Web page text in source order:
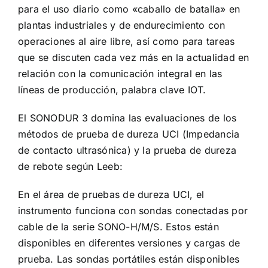
para el uso diario como «caballo de batalla» en
plantas industriales y de endurecimiento con
operaciones al aire libre, así como para tareas
que se discuten cada vez más en la actualidad en
relación con la comunicación integral en las
líneas de producción, palabra clave IOT.
El SONODUR 3 domina las evaluaciones de los
métodos de prueba de dureza UCI (Impedancia
de contacto ultrasónica) y la prueba de dureza
de rebote según Leeb:
En el área de pruebas de dureza UCI, el
instrumento funciona con sondas conectadas por
cable de la serie SONO-H/M/S. Estos están
disponibles en diferentes versiones y cargas de
prueba. Las sondas portátiles están disponibles